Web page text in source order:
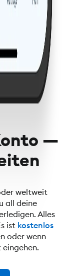
—
weltweit
all deine
Alles
ist kostenlos
oder wenn